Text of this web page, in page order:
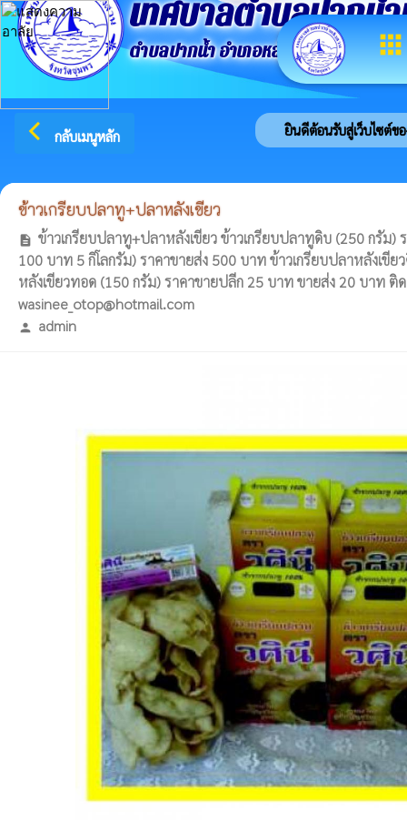
apps
เทศบาลตำบลปากน้
ตำบลปากน้ำ อำเภอหลังสวน จังหวัดชุม
arrow_back_ios กลับเมนูหลัก ยินดีต้อนรับสู่เว็บไซต์ขอ
ข้าวเกรียบปลาทู+ปลาหลังเขียว
description ข้าวเกรียบปลาทู+ปลาหลังเขียว ข้าวเกรียบปลาทูดิบ (250 กรัม
100 บาท 5 กิโลกรัม) ราคาขายส่ง 500 บาท ข้าวเกรียบปลาหลังเขี
หลังเขียวทอด (150 กรัม) ราคาขายปลีก 25 บาท ขายส่ง 20 บาท
wasinee_otop@hotmail.com
person admin